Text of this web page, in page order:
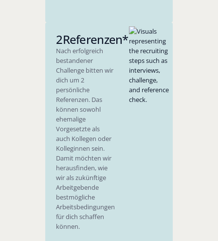
2Referenzen*
Nach erfolgreich
bestandener
Challenge bitten wir
dich um 2
persönliche
Referenzen. Das
können sowohl
ehemalige
Vorgesetzte als
auch Kollegen oder
Kolleginnen sein.
Damit möchten wir
herausfinden, wie
wir als zukünftige
Arbeitgebende
bestmögliche
Arbeitsbedingungen
für dich schaffen
können.